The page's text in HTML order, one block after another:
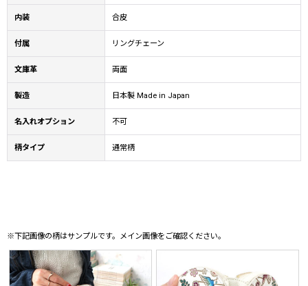
内装 合皮
付属 リングチェーン
文庫革 両面
製造 日本製 Made in Japan
名入れオプション 不可
柄タイプ 通常柄
※下記画像の柄はサンプルです。メイン画像をご確認ください。